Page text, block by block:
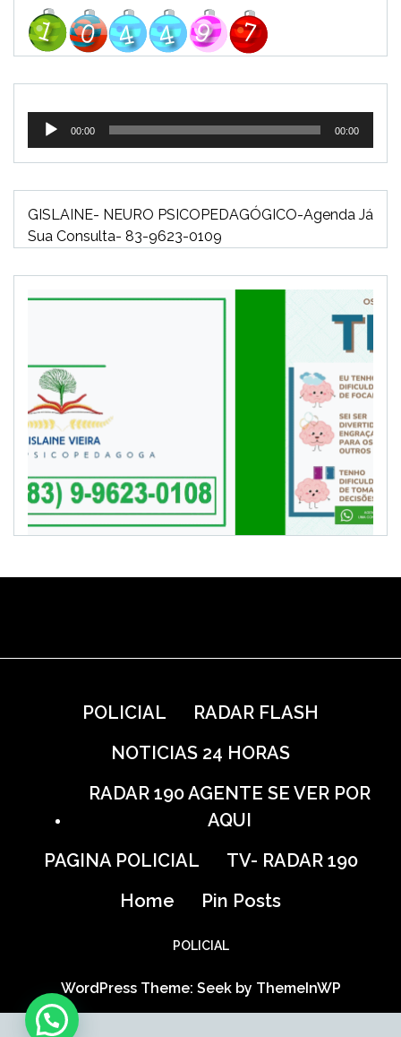
Tocador
áudio
00:00 00:00
GISLAINE- NEURO PSICOPEDAGÓGICO-Agenda Já
Sua Consulta- 83-9623-0109
POLICIAL
RADAR FLASH
NOTICIAS 24 HORAS
RADAR 190 AGENTE SE VER POR
AQUI
PAGINA POLICIAL
TV- RADAR 190
Home
Pin Posts
POLICIAL
WordPress Theme: Seek by ThemeInWP